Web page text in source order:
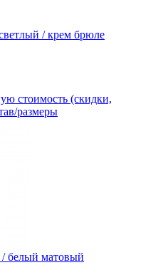
/ крем брюле
стоимость (скидки,
размеры
белый матовый